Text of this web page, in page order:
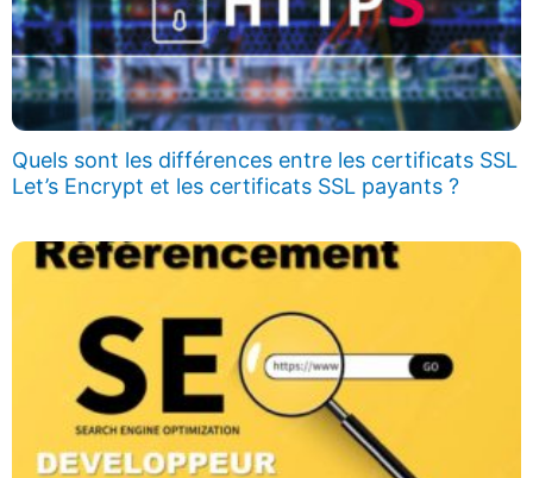
Quels sont les différences entre les certificats SSL
Let’s Encrypt et les certificats SSL payants ?